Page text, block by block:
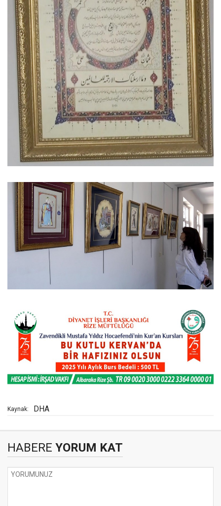
Kaynak: DHA
HABERE YORUM KAT